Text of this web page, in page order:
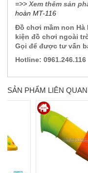
=>> Xem thêm sản
hoàn MT-116
Đồ chơi mầm non Hà
kiện đồ chơi ngoài
Gọi để được tư vấn
Hotline: 0961.246.116
SẢN PHẨM LIÊN QUAN